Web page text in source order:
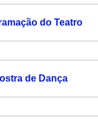
do Teatro
de Dança